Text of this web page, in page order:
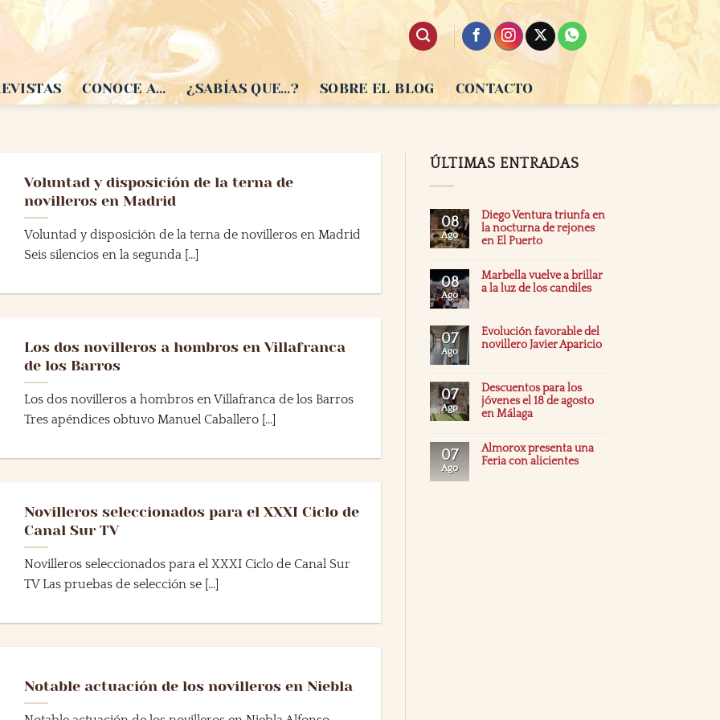
CONOCE A… ¿SABÍAS QUE…? SOBRE EL BLOG CONTACTO
Voluntad y disposición de la terna de
novilleros en Madrid
Voluntad y disposición de la terna de novilleros en Madrid
Seis silencios en la segunda [...]
Los dos novilleros a hombros en Villafranca
de los Barros
Los dos novilleros a hombros en Villafranca de los Barros
Tres apéndices obtuvo Manuel Caballero [...]
Novilleros seleccionados para el XXXI Ciclo de
Canal Sur TV
Novilleros seleccionados para el XXXI Ciclo de Canal Sur
TV Las pruebas de selección se [...]
Notable actuación de los novilleros en Niebla
ÚLTIMAS ENTRADAS
08
Ago
Diego Ventura triunfa en
la nocturna de rejones
en El Puerto
08
Ago
Marbella vuelve a brillar
a la luz de los candiles
07
Ago
Evolución favorable del
novillero Javier Aparicio
07
Ago
Descuentos para los
jóvenes el 18 de agosto
en Málaga
07
Ago
Almorox presenta una
Feria con alicientes